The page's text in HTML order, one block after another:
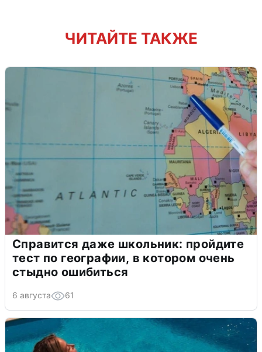
ЧИТАЙТЕ ТАКЖЕ
Справится даже школьник: пройдите
тест по географии, в котором очень
стыдно ошибиться
6 августа 61